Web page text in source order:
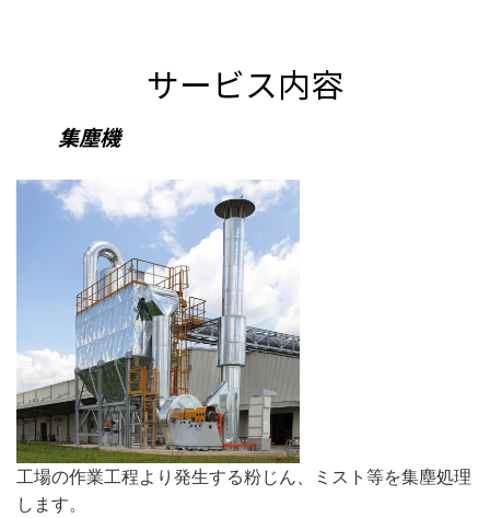
サービス内容
集塵機
工場の作業工程より発生する粉じん、ミスト等を集塵処理
します。